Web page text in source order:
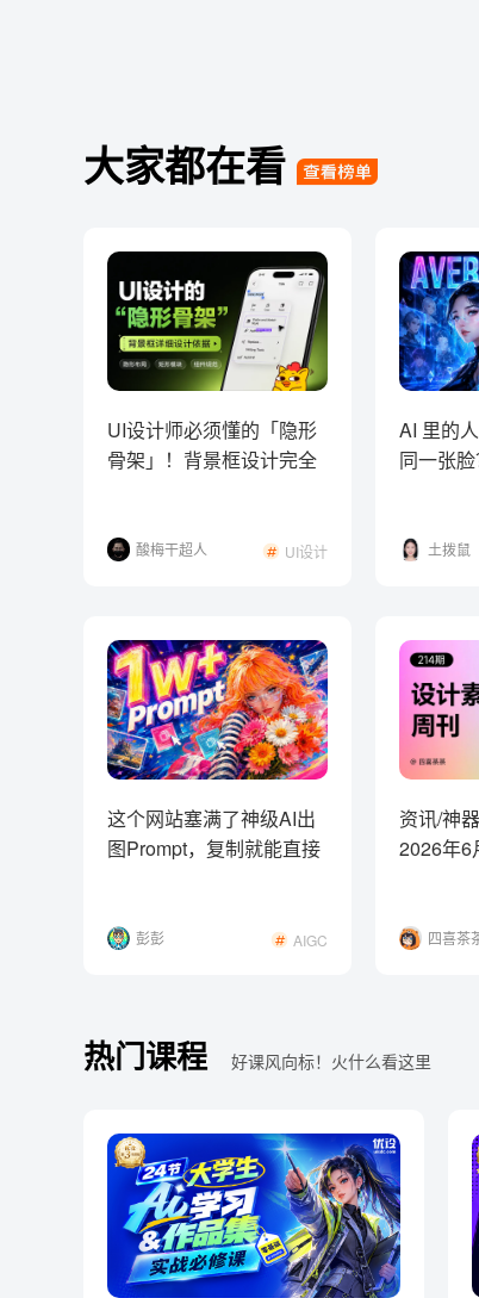
大家都在看
UI设计师必须懂的「隐形
骨架」！背景框设计完全
酸梅干超人 UI设计
AI 里的
同一张
土拨鼠
这个网站塞满了神级AI出
图Prompt，复制就能直接
彭彭 AIGC
资讯/神
2026年6
四喜茶
热门课程 好课风向标！火什么看这里